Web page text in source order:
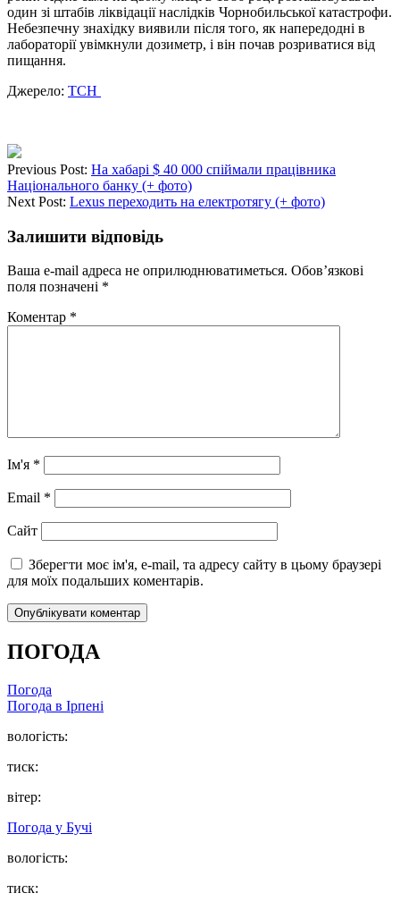
один зі штабів ліквідації наслідків Чорнобильської катастрофи.
Небезпечну знахідку виявили після того, як напередодні в
лабораторії увімкнули дозиметр, і він почав розриватися від
пищання.
Джерело: ТСН
Previous Post: На хабарі $ 40 000 спіймали працівника
Національного банку (+ фото)
Next Post: Lexus переходить на електротягу (+ фото)
Залишити відповідь
Ваша e-mail адреса не оприлюднюватиметься. Обов’язкові
поля позначені *
Коментар *
Ім'я *
Email *
Сайт
Зберегти моє ім'я, e-mail, та адресу сайту в цьому браузері
для моїх подальших коментарів.
ПОГОДА
Погода
Погода в Ірпені
вологість:
тиск:
вітер:
Погода у Бучі
вологість:
тиск: